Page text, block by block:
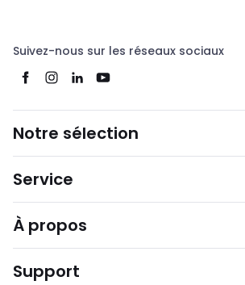
Suivez-nous sur les réseaux sociaux
Notre sélection
Service
À propos
Support